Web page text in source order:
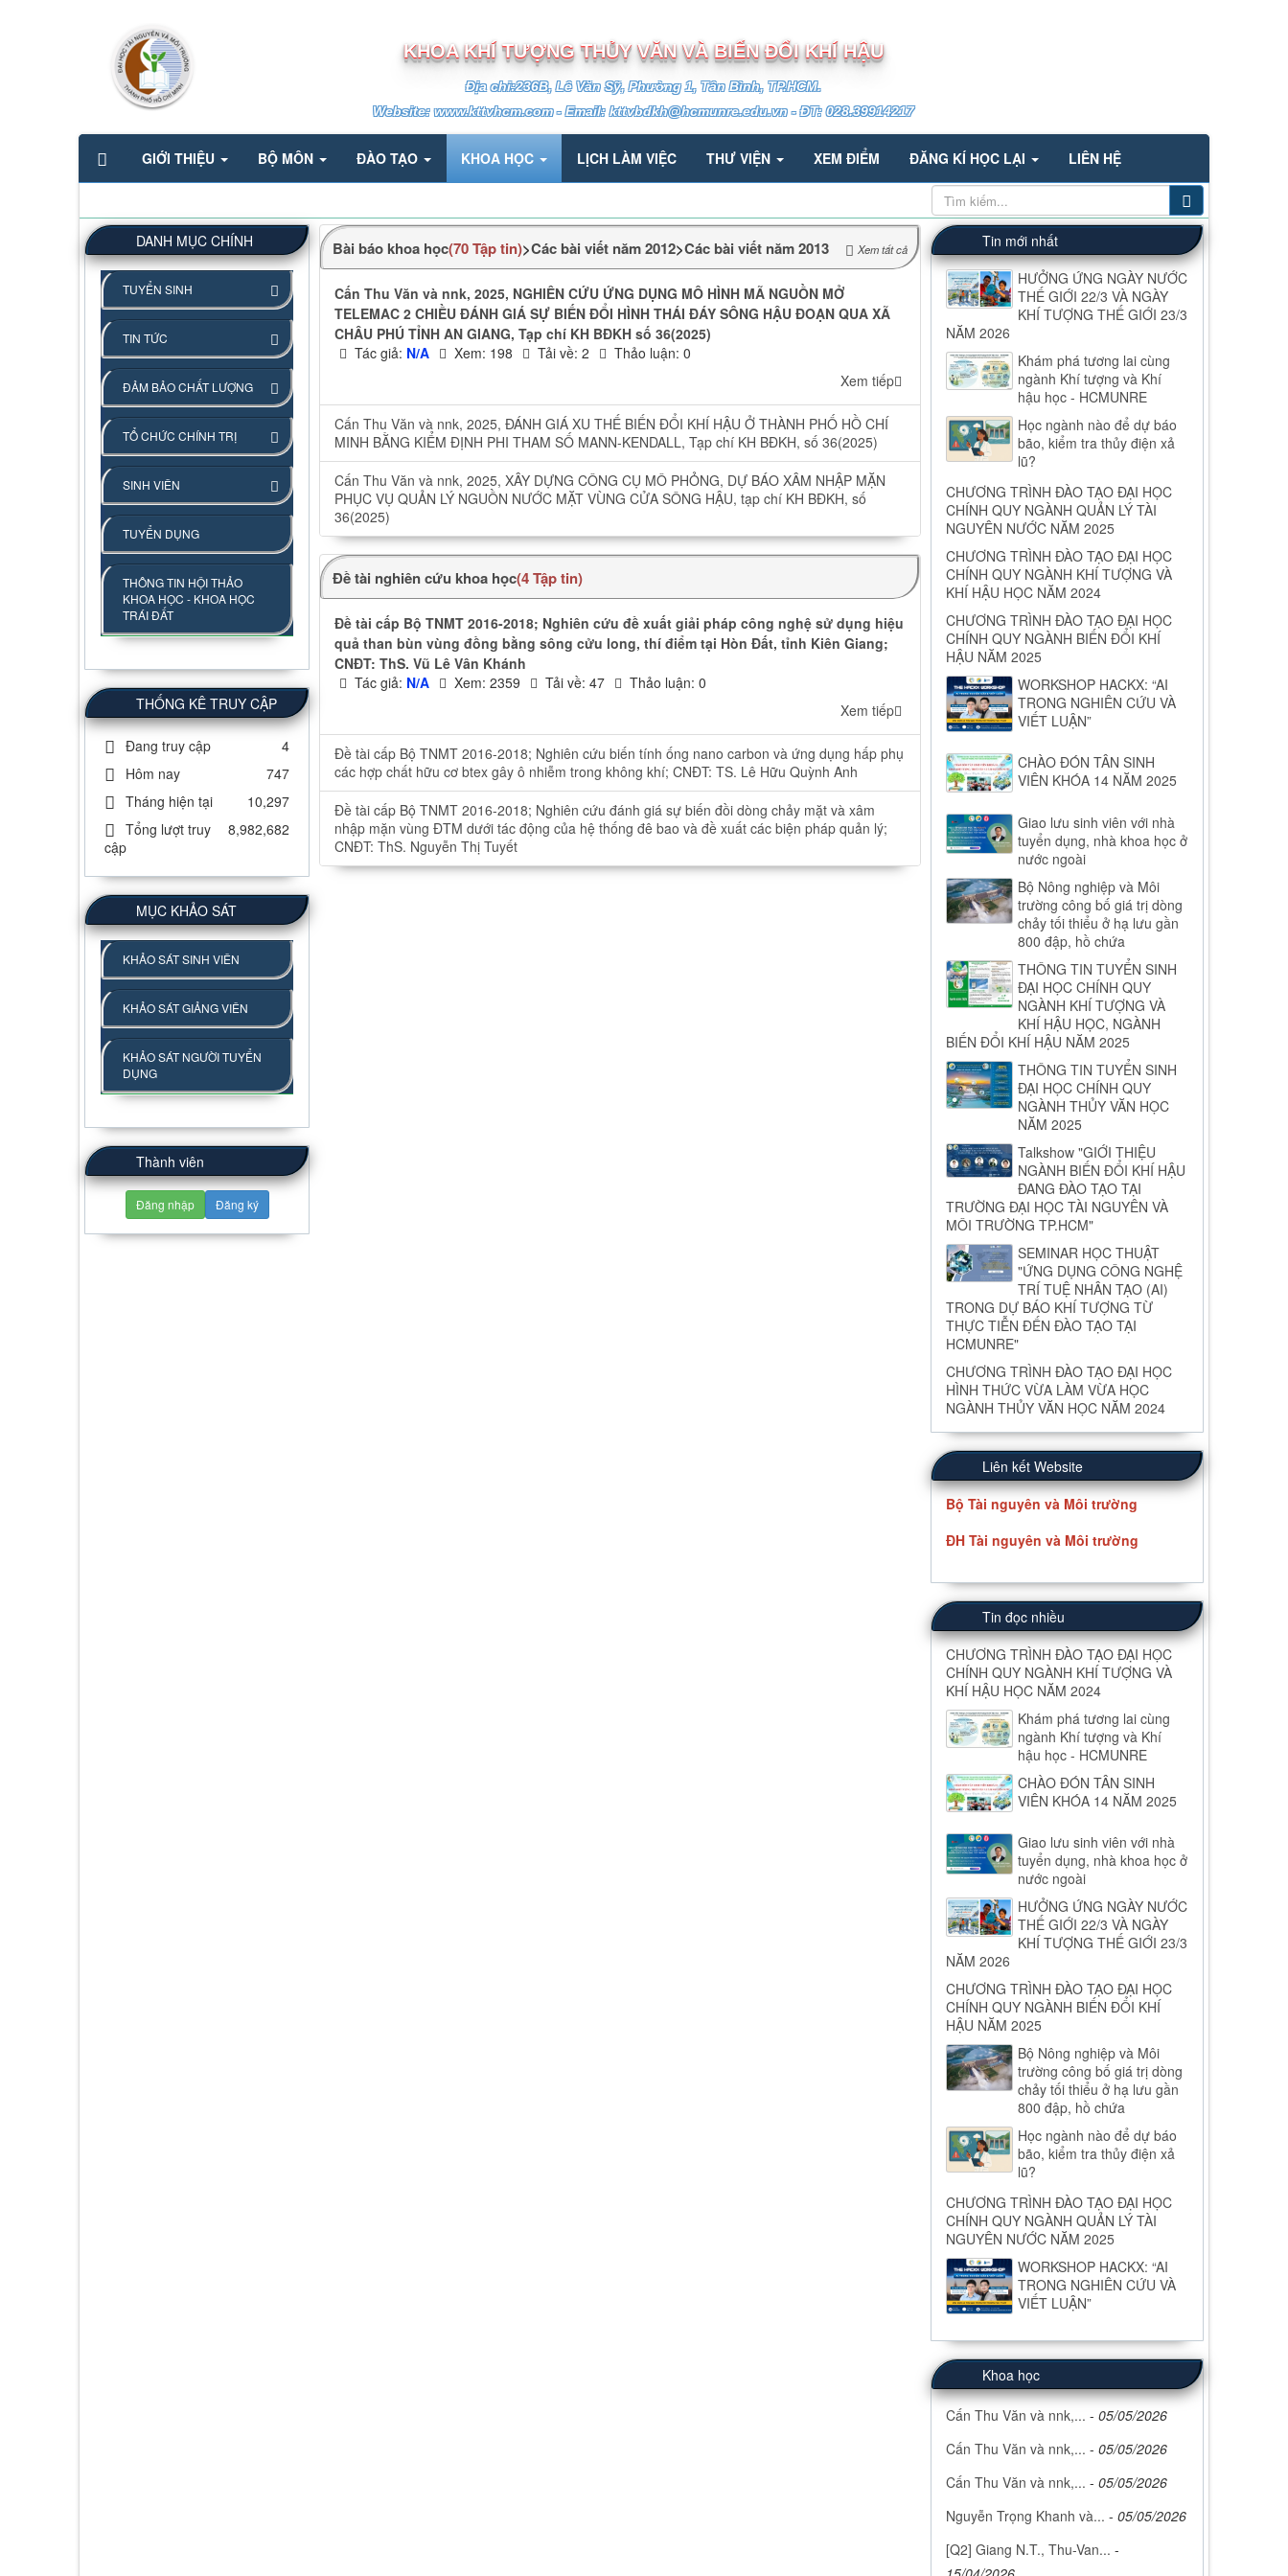
KHOA KHÍ TƯỢNG THỦY VĂN VÀ BIẾN ĐỔI KHÍ HẬU
Địa chỉ:236B, Lê Văn Sỹ, Phường 1, Tân Bình, TP.HCM.
Website: www.kttvhcm.com - Email: kttvbdkh@hcmunre.edu.vn - ĐT: 028.39914217
GIỚI THIỆU BỘ MÔN ĐÀO TẠO KHOA HỌC LỊCH LÀM VIỆC THƯ VIỆN XEM ĐIỂM ĐĂNG KÍ HỌC LẠI LIÊN HỆ
Bài báo khoa học(70 Tập tin)>Các bài viết năm 2012>Các bài viết năm 2013 Xem tất cả
Cấn Thu Văn và nnk, 2025, NGHIÊN CỨU ỨNG DỤNG MÔ HÌNH MÃ NGUỒN MỞ
TELEMAC 2 CHIỀU ĐÁNH GIÁ SỰ BIẾN ĐỔI HÌNH THÁI ĐÁY SÔNG HẬU ĐOẠN QUA XÃ
CHÂU PHÚ TỈNH AN GIANG, Tạp chí KH BĐKH số 36(2025)
Tác giả: N/A Xem: 198 Tải về: 2
Thảo luận: 0
Xem tiếp
Cấn Thu Văn và nnk, 2025, ĐÁNH GIÁ XU THẾ BIẾN ĐỔI KHÍ HẬU Ở THÀNH PHỐ HỒ CHÍ
MINH BẰNG KIỂM ĐỊNH PHI THAM SỐ MANN-KENDALL, Tạp chí KH BĐKH, số 36(2025)
Cấn Thu Văn và nnk, 2025, XÂY DỰNG CÔNG CỤ MÔ PHỎNG, DỰ BÁO XÂM NHẬP MẶN
PHỤC VỤ QUẢN LÝ NGUỒN NƯỚC MẶT VÙNG CỬA SÔNG HẬU, tạp chí KH BĐKH, số
36(2025)
Đề tài nghiên cứu khoa học(4 Tập tin)
Đề tài cấp Bộ TNMT 2016-2018; Nghiên cứu đề xuất giải pháp công nghệ sử dụng hiệu
quả than bùn vùng đồng bằng sông cửu long, thí điểm tại Hòn Đất, tỉnh Kiên Giang;
CNĐT: ThS. Vũ Lê Vân Khánh
Tác giả: N/A Xem: 2359 Tải về: 47
Thảo luận: 0
Xem tiếp
Đề tài cấp Bộ TNMT 2016-2018; Nghiên cứu biến tính ống nano carbon và ứng dụng hấp phụ
các hợp chất hữu cơ btex gây ô nhiễm trong không khí; CNĐT: TS. Lê Hữu Quỳnh Anh
Đề tài cấp Bộ TNMT 2016-2018; Nghiên cứu đánh giá sự biến đồi dòng chảy mặt và xâm
nhập mặn vùng ĐTM dưới tác động của hệ thống đê bao và đề xuất các biện pháp quản lý;
CNĐT: ThS. Nguyễn Thị Tuyết
Tin mới nhất
HƯỞNG ỨNG NGÀY NƯỚC
THẾ GIỚI 22/3 VÀ NGÀY
KHÍ TƯỢNG THẾ GIỚI 23/3
NĂM 2026
Khám phá tương lai cùng
ngành Khí tượng và Khí
hậu học - HCMUNRE
Học ngành nào để dự báo
bão, kiểm tra thủy điện xả
lũ?
CHƯƠNG TRÌNH ĐÀO TẠO ĐẠI HỌC
CHÍNH QUY NGÀNH QUẢN LÝ TÀI
NGUYÊN NƯỚC NĂM 2025
CHƯƠNG TRÌNH ĐÀO TẠO ĐẠI HỌC
CHÍNH QUY NGÀNH KHÍ TƯỢNG VÀ
KHÍ HẬU HỌC NĂM 2024
CHƯƠNG TRÌNH ĐÀO TẠO ĐẠI HỌC
CHÍNH QUY NGÀNH BIẾN ĐỔI KHÍ
HẬU NĂM 2025
WORKSHOP HACKX: “AI
TRONG NGHIÊN CỨU VÀ
VIẾT LUẬN”
CHÀO ĐÓN TÂN SINH
VIÊN KHÓA 14 NĂM 2025
Giao lưu sinh viên với nhà
tuyển dụng, nhà khoa học ở
nước ngoài
Bộ Nông nghiệp và Môi
trường công bố giá trị dòng
chảy tối thiểu ở hạ lưu gần
800 đập, hồ chứa
THÔNG TIN TUYỂN SINH
ĐẠI HỌC CHÍNH QUY
NGÀNH KHÍ TƯỢNG VÀ
KHÍ HẬU HỌC, NGÀNH
BIẾN ĐỔI KHÍ HẬU NĂM 2025
THÔNG TIN TUYỂN SINH
ĐẠI HỌC CHÍNH QUY
NGÀNH THỦY VĂN HỌC
NĂM 2025
Talkshow "GIỚI THIỆU
NGÀNH BIẾN ĐỔI KHÍ HẬU
ĐANG ĐÀO TẠO TẠI
TRƯỜNG ĐẠI HỌC TÀI NGUYÊN VÀ
MÔI TRƯỜNG TP.HCM"
SEMINAR HỌC THUẬT
"ỨNG DỤNG CÔNG NGHỆ
TRÍ TUỆ NHÂN TẠO (AI)
TRONG DỰ BÁO KHÍ TƯỢNG TỪ
THỰC TIỄN ĐẾN ĐÀO TẠO TẠI
HCMUNRE"
CHƯƠNG TRÌNH ĐÀO TẠO ĐẠI HỌC
HÌNH THỨC VỪA LÀM VỪA HỌC
NGÀNH THỦY VĂN HỌC NĂM 2024
Liên kết Website
Bộ Tài nguyên và Môi trường
ĐH Tài nguyên và Môi trường
Tin đọc nhiều
CHƯƠNG TRÌNH ĐÀO TẠO ĐẠI HỌC
CHÍNH QUY NGÀNH KHÍ TƯỢNG VÀ
KHÍ HẬU HỌC NĂM 2024
Khám phá tương lai cùng
ngành Khí tượng và Khí
hậu học - HCMUNRE
CHÀO ĐÓN TÂN SINH
VIÊN KHÓA 14 NĂM 2025
Giao lưu sinh viên với nhà
tuyển dụng, nhà khoa học ở
nước ngoài
HƯỞNG ỨNG NGÀY NƯỚC
THẾ GIỚI 22/3 VÀ NGÀY
KHÍ TƯỢNG THẾ GIỚI 23/3
NĂM 2026
CHƯƠNG TRÌNH ĐÀO TẠO ĐẠI HỌC
CHÍNH QUY NGÀNH BIẾN ĐỔI KHÍ
HẬU NĂM 2025
Bộ Nông nghiệp và Môi
trường công bố giá trị dòng
chảy tối thiểu ở hạ lưu gần
800 đập, hồ chứa
Học ngành nào để dự báo
bão, kiểm tra thủy điện xả
lũ?
CHƯƠNG TRÌNH ĐÀO TẠO ĐẠI HỌC
CHÍNH QUY NGÀNH QUẢN LÝ TÀI
NGUYÊN NƯỚC NĂM 2025
WORKSHOP HACKX: “AI
TRONG NGHIÊN CỨU VÀ
VIẾT LUẬN”
Khoa học
Cấn Thu Văn và nnk,... -05/05/2026
Cấn Thu Văn và nnk,... -05/05/2026
Cấn Thu Văn và nnk,... -05/05/2026
Nguyễn Trọng Khanh và... -05/05/2026
[Q2] Giang N.T., Thu-Van... -
DANH MỤC CHÍNH
TUYỂN SINH
TIN TỨC
ĐẢM BẢO CHẤT LƯỢNG
TỔ CHỨC CHÍNH TRỊ
SINH VIÊN
TUYỂN DỤNG
THÔNG TIN HỘI THẢO
KHOA HỌC - KHOA HỌC
TRÁI ĐẤT
THỐNG KÊ TRUY CẬP
Đang truy cập
4
Hôm nay
747
Tháng hiện tại
10,297
Tổng lượt truy
cập
8,982,682
MỤC KHẢO SÁT
KHẢO SÁT SINH VIÊN
KHẢO SÁT GIẢNG VIÊN
KHẢO SÁT NGƯỜI TUYỂN
DỤNG
Thành viên
Đăng nhập Đăng ký